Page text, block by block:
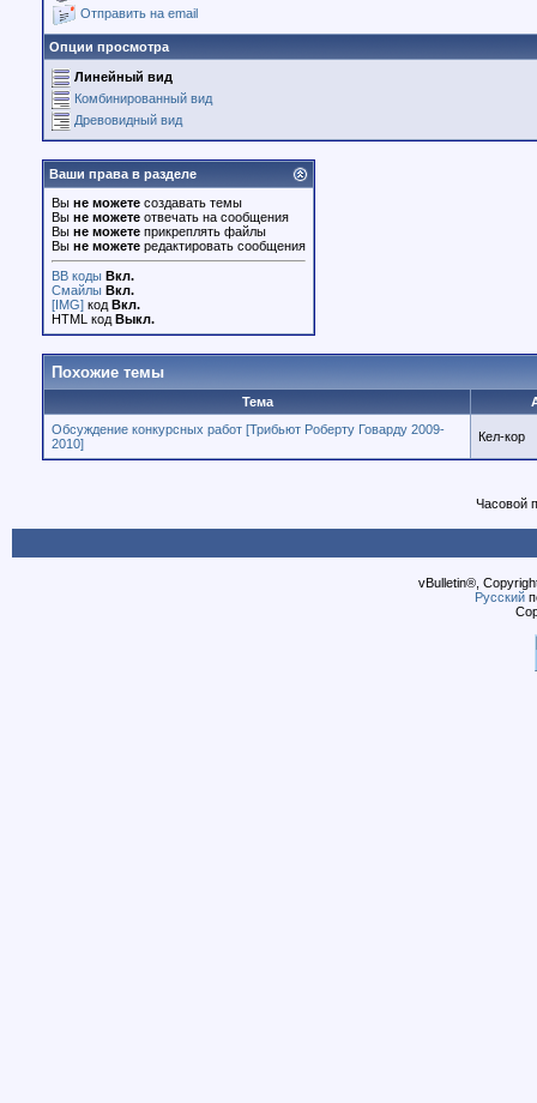
Отправить на email
Опции просмотра
Линейный вид
Комбинированный вид
Древовидный вид
Ваши права в разделе
Вы не можете создавать темы
Вы не можете отвечать на сообщения
Вы не можете прикреплять файлы
Вы не можете редактировать сообщения
BB коды Вкл.
Смайлы Вкл.
[IMG] код Вкл.
HTML код Выкл.
Похожие темы
Тема
Обсуждение конкурсных работ [Трибьют Роберту Говарду 2009-
2010]
Кел-кор
Часовой
vBulletin®,
Русский